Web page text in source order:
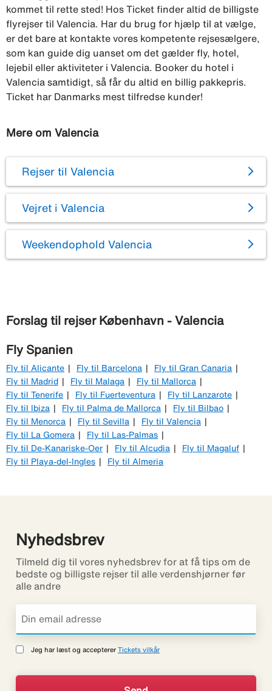
kommet til rette sted! Hos Ticket finder altid de billigste
flyrejser til Valencia. Har du brug for hjælp til at vælge,
er det bare at kontakte vores kompetente rejsesælgere,
som kan guide dig uanset om det gælder fly, hotel,
lejebil eller aktiviteter i Valencia. Booker du hotel i
Valencia samtidigt, så får du altid en billig pakkepris.
Ticket har Danmarks mest tilfredse kunder!
Mere om Valencia
Rejser til Valencia
Vejret i Valencia
Weekendophold Valencia
Forslag til rejser København - Valencia
Fly Spanien
Fly til Alicante Fly til Barcelona
Fly til Gran Canaria
Fly til Madrid
Fly til Malaga
Fly til Mallorca
Fly til Tenerife
Fly til Fuerteventura
Fly til Lanzarote
Fly til Ibiza
Fly til Palma de Mallorca
Fly til Bilbao
Fly til Menorca
Fly til Sevilla
Fly til Valencia
Fly til La Gomera
Fly til Las-Palmas
Fly til De-Kanariske-Oer
Fly til Alcudia
Fly til Magaluf
Fly til Playa-del-Ingles
Fly til Almeria
Nyhedsbrev
Tilmeld dig til vores nyhedsbrev for at få tips om de
bedste og billigste rejser til alle verdenshjørner før
alle andre
Jeg har læst og accepterer Tickets vilkår